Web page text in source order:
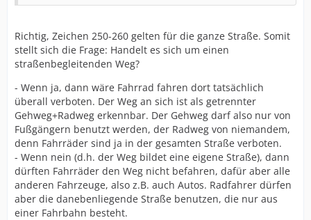
Richtig, Zeichen 250-260 gelten für die ganze Straße. Somit
stellt sich die Frage: Handelt es sich um einen
straßenbegleitenden Weg?
- Wenn ja, dann wäre Fahrrad fahren dort tatsächlich
überall verboten. Der Weg an sich ist als getrennter
Gehweg+Radweg erkennbar. Der Gehweg darf also nur von
Fußgängern benutzt werden, der Radweg von niemandem,
denn Fahrräder sind ja in der gesamten Straße verboten.
- Wenn nein (d.h. der Weg bildet eine eigene Straße), dann
dürften Fahrräder den Weg nicht befahren, dafür aber alle
anderen Fahrzeuge, also z.B. auch Autos. Radfahrer dürfen
aber die danebenliegende Straße benutzen, die nur aus
einer Fahrbahn besteht.